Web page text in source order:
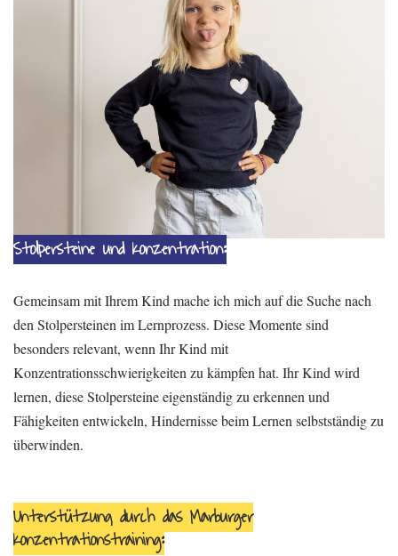
Stolpersteine und Konzentration:
Gemeinsam mit Ihrem Kind mache ich mich auf die Suche nach
den Stolpersteinen im Lernprozess. Diese Momente sind
besonders relevant, wenn Ihr Kind mit
Konzentrationsschwierigkeiten zu kämpfen hat. Ihr Kind wird
lernen, diese Stolpersteine eigenständig zu erkennen und
Fähigkeiten entwickeln, Hindernisse beim Lernen selbstständig zu
überwinden.
Unterstützung durch das Marburger
Konzentrationstraining: